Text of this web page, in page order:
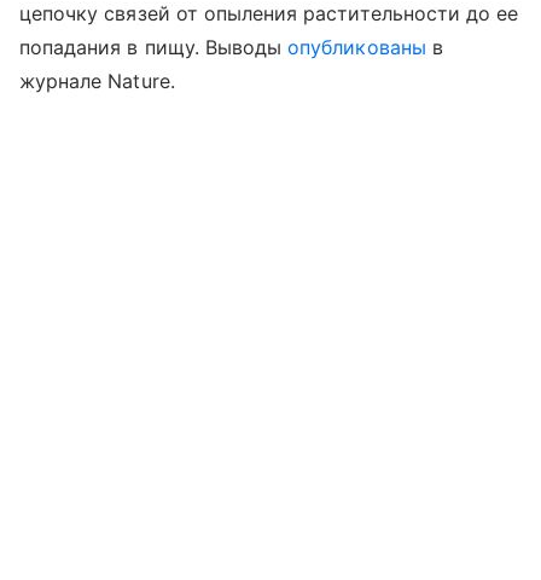
цепочку связей от опыления растительности до ее
попадания в пищу. Выводыопубликованы в
журнале Nature.